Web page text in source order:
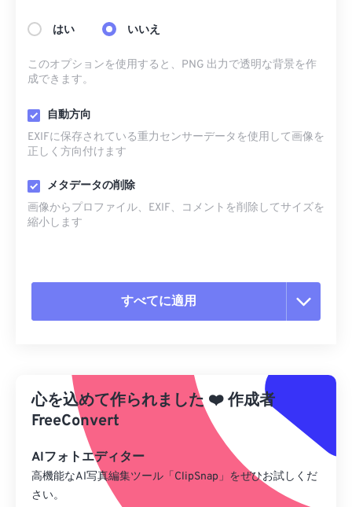
はい いいえ
このオプションを使用すると、PNG 出力で透明な背景を作
成できます。
自動方向
EXIFに保存されている重力センサーデータを使用して画像を
正しく方向付けます
メタデータの削除
画像からプロファイル、EXIF、コメントを削除してサイズを
縮小します
すべてに適用
プリセットから適用
プリセットとして保存
心を込めて作られました ❤️作成者
FreeConvert
AIフォトエディター
高機能なAI写真編集ツール「ClipSnap」をぜひお試しくだ
さい。